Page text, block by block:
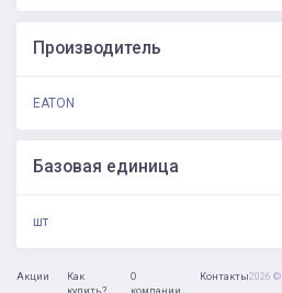
Производитель
EATON
Базовая единица
шт
2026 ©
Акции
Как
купить?
О
компании
Контакты